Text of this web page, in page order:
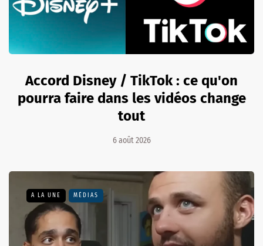
Accord Disney / TikTok : ce qu'on
pourra faire dans les vidéos change
tout
6 août 2026
A LA UNE MÉDIAS